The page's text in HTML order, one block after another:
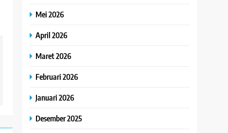
Mei 2026
April 2026
Maret 2026
Februari 2026
Januari 2026
Desember 2025